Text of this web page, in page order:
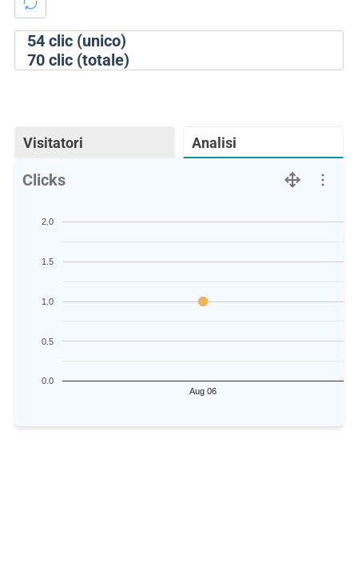
54clic (unico)
70clic (totale)
Visitatori Analisi
Clicks
Aug 06
0.0
0.5
1.0
1.5
2.0